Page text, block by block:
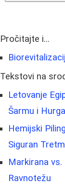
Pročitajte i...
Tekstovi na
Letovanje
Šarmu i
Hemijski
Siguran
Markirana
Ravnotežu